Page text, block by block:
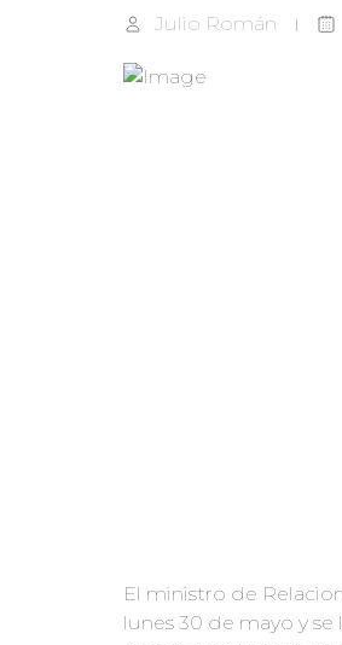
Julio Román
El ministro de
lunes 30 de mayo y